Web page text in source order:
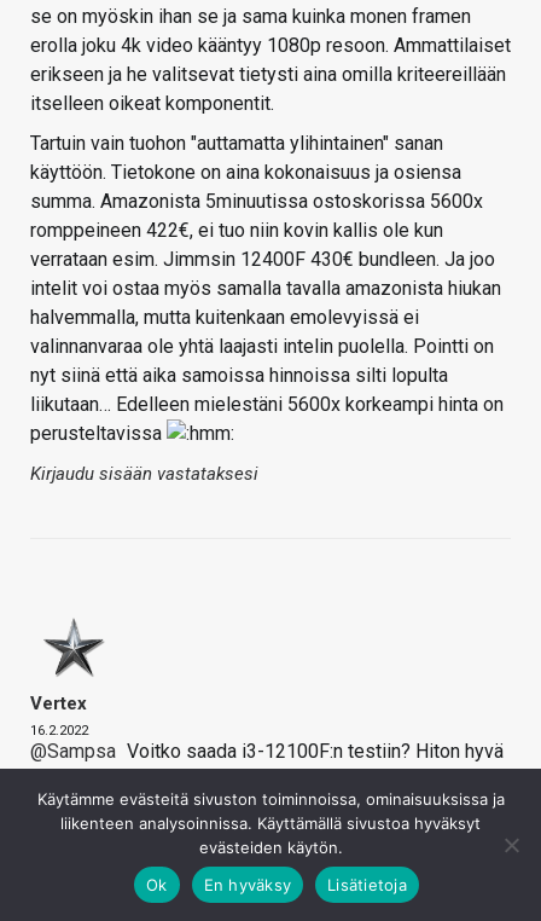
se on myöskin ihan se ja sama kuinka monen framen
erolla joku 4k video kääntyy 1080p resoon. Ammattilaiset
erikseen ja he valitsevat tietysti aina omilla kriteereillään
itselleen oikeat komponentit.
Tartuin vain tuohon "auttamatta ylihintainen" sanan
käyttöön. Tietokone on aina kokonaisuus ja osiensa
summa. Amazonista 5minuutissa ostoskorissa 5600x
romppeineen 422€, ei tuo niin kovin kallis ole kun
verrataan esim. Jimmsin 12400F 430€ bundleen. Ja joo
intelit voi ostaa myös samalla tavalla amazonista hiukan
halvemmalla, mutta kuitenkaan emolevyissä ei
valinnanvaraa ole yhtä laajasti intelin puolella. Pointti on
nyt siinä että aika samoissa hinnoissa silti lopulta
liikutaan… Edelleen mielestäni 5600x korkeampi hinta on
perusteltavissa
Kirjaudu sisään vastataksesi
Vertex
16.2.2022
@Sampsa Voitko saada i3-12100F:n testiin? Hiton hyvä
Kirjaudu sisään vastataksesi
Käytämme evästeitä sivuston toiminnoissa, ominaisuuksissa ja
liikenteen analysoinnissa. Käyttämällä sivustoa hyväksyt
evästeiden käytön.
Ok
En hyväksy Lisätietoja